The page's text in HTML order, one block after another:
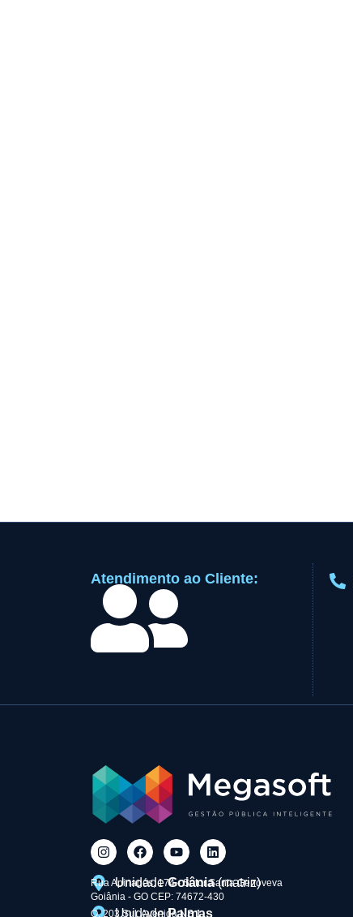
Atendimento ao Cliente:
UnidadeGoiânia(matriz)
Rua Apinagés, 174 - Setor Santa Genoveva
Goiânia - GO CEP: 74672-430
UnidadePalmas
Q. 203 Sul, Avenida NS 1